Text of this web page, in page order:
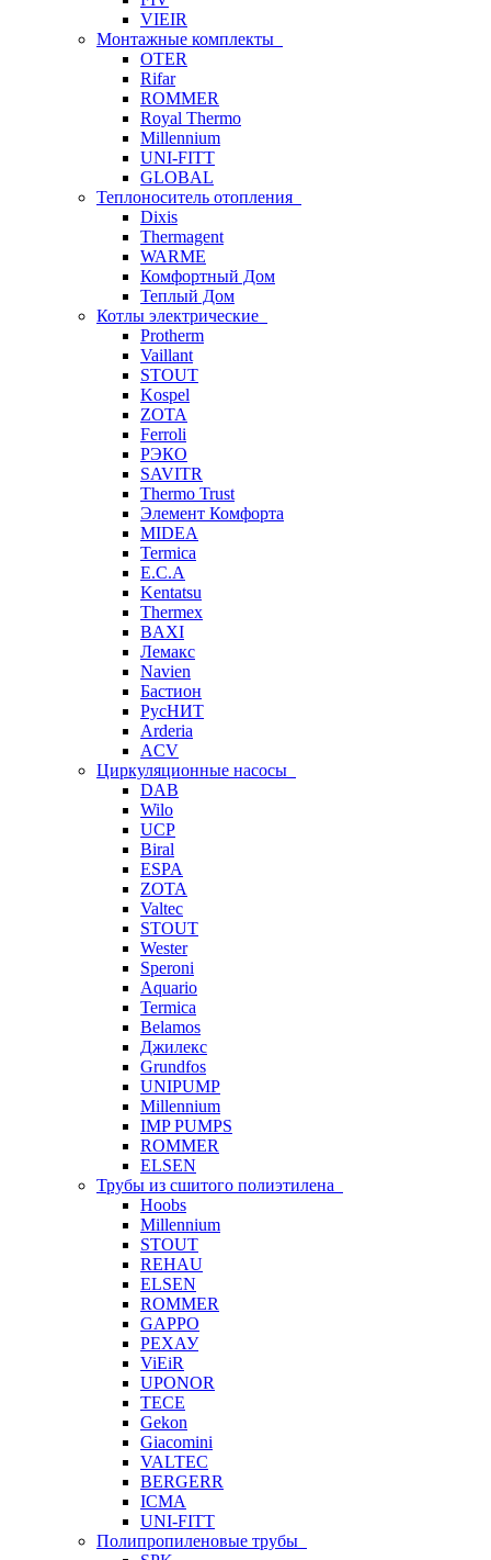
VIEIR
Монтажные комплекты
OTER
Rifar
ROMMER
Royal Thermo
Millennium
UNI-FITT
GLOBAL
Теплоноситель отопления
Dixis
Thermagent
WARME
Комфортный Дом
Теплый Дом
Котлы электрические
Protherm
Vaillant
STOUT
Kospel
ZOTA
Ferroli
РЭКО
SAVITR
Thermo Trust
Элемент Комфорта
MIDEA
Termica
E.C.A
Kentatsu
Thermex
BAXI
Лемакс
Navien
Бастион
РусНИТ
Arderia
ACV
Циркуляционные насосы
DAB
Wilo
UCP
Biral
ESPA
ZOTA
Valtec
STOUT
Wester
Speroni
Aquario
Termica
Belamos
Джилекс
Grundfos
UNIPUMP
Millennium
IMP PUMPS
ROMMER
ELSEN
Трубы из сшитого полиэтилена
Hoobs
Millennium
STOUT
REHAU
ELSEN
ROMMER
GAPPO
РЕХАУ
ViEiR
UPONOR
TECE
Gekon
Giacomini
VALTEC
BERGERR
ICMA
UNI-FITT
Полипропиленовые трубы